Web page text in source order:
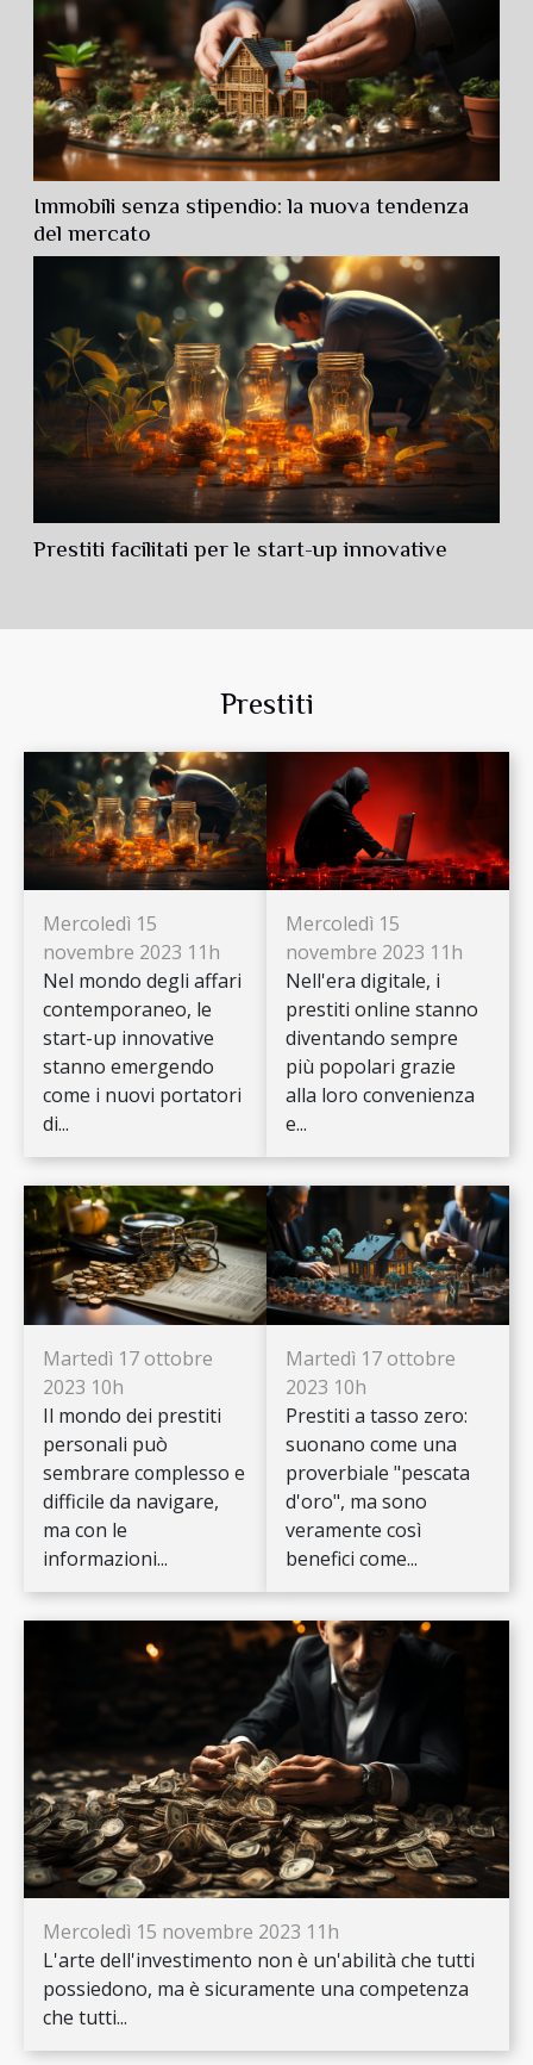
Immobili senza stipendio: la nuova tendenza
del mercato
Prestiti facilitati per le start-up innovative
Prestiti
Mercoledì 15
novembre 2023 11h
Nel mondo degli affari
contemporaneo, le
start-up innovative
stanno emergendo
come i nuovi portatori
di...
Mercoledì 15
novembre 2023 11h
Nell'era digitale, i
prestiti online stanno
diventando sempre
più popolari grazie
alla loro convenienza
e...
Martedì 17 ottobre
2023 10h
Il mondo dei prestiti
personali può
sembrare complesso e
difficile da navigare,
ma con le
informazioni...
Martedì 17 ottobre
2023 10h
Prestiti a tasso zero:
suonano come una
proverbiale "pescata
d'oro", ma sono
veramente così
benefici come...
Mercoledì 15 novembre 2023 11h
L'arte dell'investimento non è un'abilità che tutti
possiedono, ma è sicuramente una competenza
che tutti...